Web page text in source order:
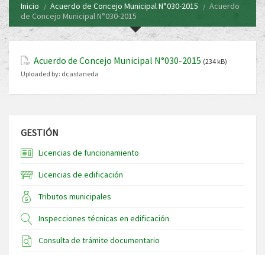
Inicio Acuerdo de Concejo Municipal N°030-2015
Acuerdo
de Concejo Municipal N°030-2015
Acuerdo de Concejo Municipal N°030-2015 (234 kB)
Uploaded by: dcastaneda
GESTIÓN
Licencias de funcionamiento
Licencias de edificación
Tributos municipales
Inspecciones técnicas en edificación
Consulta de trámite documentario